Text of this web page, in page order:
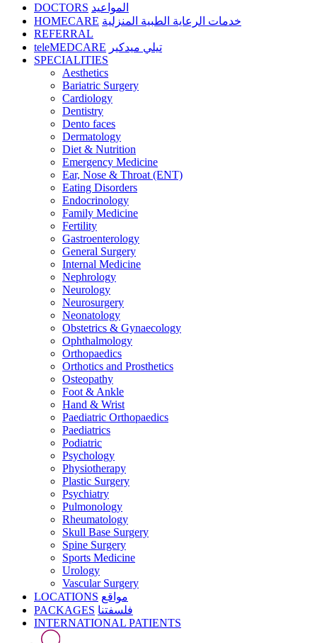
DOCTORS المواعيد
HOMECARE خدمات الرعاية الطبية المنزلية
REFERRAL
teleMEDCARE تيلي ميدكير
SPECIALITIES
Aesthetics
Bariatric Surgery
Cardiology
Dentistry
Dento faces
Dermatology
Diet & Nutrition
Emergency Medicine
Ear, Nose & Throat (ENT)
Eating Disorders
Endocrinology
Family Medicine
Fertility
Gastroenterology
General Surgery
Internal Medicine
Nephrology
Neurology
Neurosurgery
Neonatology
Obstetrics & Gynaecology
Ophthalmology
Orthopaedics
Orthotics and Prosthetics
Osteopathy
Foot & Ankle
Hand & Wrist
Paediatric Orthopaedics
Paediatrics
Podiatric
Psychology
Physiotherapy
Plastic Surgery
Psychiatry
Pulmonology
Rheumatology
Skull Base Surgery
Spine Surgery
Sports Medicine
Urology
Vascular Surgery
LOCATIONS مواقع
PACKAGES فلسفتنا
INTERNATIONAL PATIENTS